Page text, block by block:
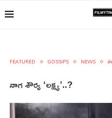
FEATURED GOSSIPS NEWS
నాగ శౌర్య ‘లక్ష్య’..?